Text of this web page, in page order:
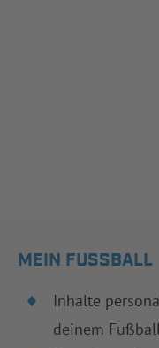
MEIN FUSSBALL
Inhalte
deinem